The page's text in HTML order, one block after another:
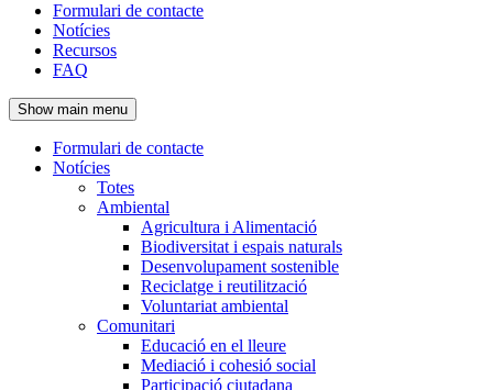
Navegació
principal
de
l'encapçalament
Formulari de contacte
Notícies
Recursos
FAQ
Show main menu
Navegació
principal
Formulari de contacte
Notícies
Totes
Ambiental
Agricultura i Alimentació
Biodiversitat i espais naturals
Desenvolupament sostenible
Reciclatge i reutilització
Voluntariat ambiental
Comunitari
Educació en el lleure
Mediació i cohesió social
Participació ciutadana